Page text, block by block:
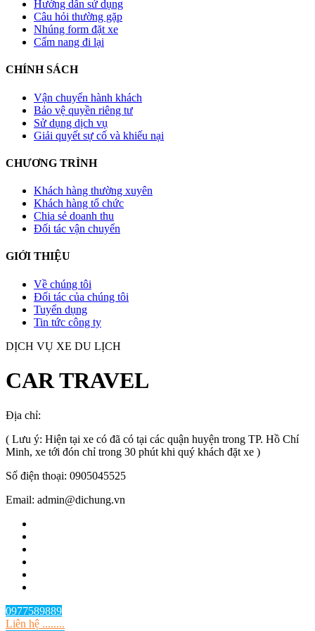
Hướng dẫn sử dụng
Câu hỏi thường gặp
Nhúng form đặt xe
Cẩm nang đi lại
CHÍNH SÁCH
Vận chuyển hành khách
Bảo vệ quyền riêng tư
Sử dụng dịch vụ
Giải quyết sự cố và khiếu nại
CHƯƠNG TRÌNH
Khách hàng thường xuyên
Khách hàng tổ chức
Chia sẻ doanh thu
Đối tác vận chuyển
GIỚI THIỆU
Về chúng tôi
Đối tác của chúng tôi
Tuyển dụng
Tin tức công ty
DỊCH VỤ XE DU LỊCH
CAR TRAVEL
Địa chỉ:
( Lưu ý: Hiện tại xe có đã có tại các quận huyện trong TP. Hồ Chí
Minh, xe tới đón chỉ trong 30 phút khi quý khách đặt xe )
Số điện thoại: 0905045525
Email: admin@dichung.vn
0977589889
Liên hệ ........